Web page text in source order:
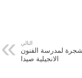
التالي
لمدرسة الفنون
الانجيلية صيدا